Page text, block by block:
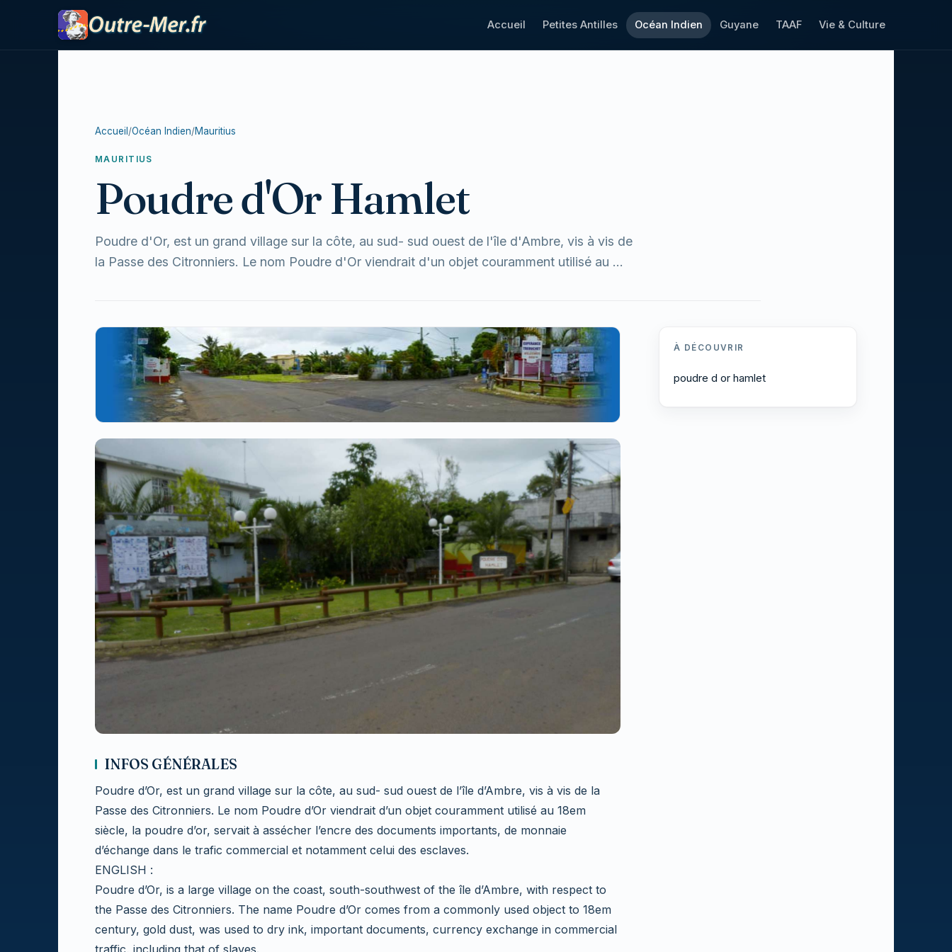
Accueil Petites Antilles Océan Indien Guyane TAAF Vie & Culture
Accueil /Océan Indien/Mauritius
MAURITIUS
Poudre d'Or Hamlet
Poudre d'Or, est un grand village sur la côte, au sud- sud ouest de l'île d'Ambre, vis à vis de
la Passe des Citronniers. Le nom Poudre d'Or viendrait d'un objet couramment utilisé au ...
INFOS GÉNÉRALES
Poudre d’Or, est un grand village sur la côte, au sud- sud ouest de l’île d’Ambre, vis à vis de la
Passe des Citronniers. Le nom Poudre d’Or viendrait d’un objet couramment utilisé au 18em
siècle, la poudre d’or, servait à assécher l’encre des documents importants, de monnaie
d’échange dans le trafic commercial et notamment celui des esclaves.
ENGLISH :
Poudre d’Or, is a large village on the coast, south-southwest of the île d’Ambre, with respect to
the Passe des Citronniers. The name Poudre d’Or comes from a commonly used object to 18em
century, gold dust, was used to dry ink, important documents, currency exchange in commercial
À DÉCOUVRIR
poudre d or hamlet